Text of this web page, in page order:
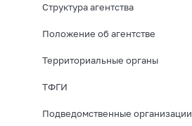
Структура агентства
Положение об агентстве
Территориальные органы
ТФГИ
Подведомственные организации